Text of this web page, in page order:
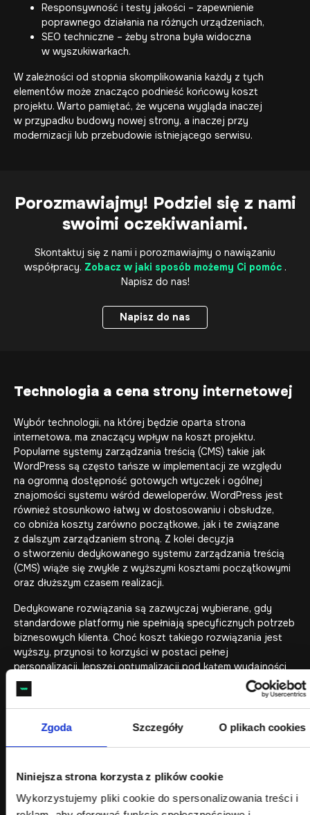
Zgoda Szczegóły O plikach cookies
Niniejsza strona korzysta z plików cookie
Wykorzystujemy pliki cookie do spersonalizowania treści i
Responsywność i testy jakości – zapewnienie
poprawnego działania na różnych urządzeniach,
SEO techniczne – żeby strona była widoczna
w wyszukiwarkach.
W zależności od stopnia skomplikowania każdy z tych
elementów może znacząco podnieść końcowy koszt
projektu. Warto pamiętać, że wycena wygląda inaczej
w przypadku budowy nowej strony, a inaczej przy
modernizacji lub przebudowie istniejącego serwisu.
Porozmawiajmy! Podziel się z nami
swoimi oczekiwaniami.
Skontaktuj się z nami i porozmawiajmy o nawiązaniu
współpracy. Zobacz w jaki sposób możemy Ci pomóc .
Napisz do nas!
Napisz do nas
Technologia a cena strony internetowej
Wybór technologii, na której będzie oparta strona
internetowa, ma znaczący wpływ na koszt projektu.
Popularne systemy zarządzania treścią (CMS) takie jak
WordPress są często tańsze w implementacji ze względu
na ogromną dostępność gotowych wtyczek i ogólnej
znajomości systemu wśród deweloperów. WordPress jest
również stosunkowo łatwy w dostosowaniu i obsłudze,
co obniża koszty zarówno początkowe, jak i te związane
z dalszym zarządzaniem stroną. Z kolei decyzja
o stworzeniu dedykowanego systemu zarządzania treścią
(CMS) wiąże się zwykle z wyższymi kosztami początkowymi
oraz dłuższym czasem realizacji.
Dedykowane rozwiązania są zazwyczaj wybierane, gdy
standardowe platformy nie spełniają specyficznych potrzeb
biznesowych klienta. Choć koszt takiego rozwiązania jest
wyższy, przynosi to korzyści w postaci pełnej
personalizacji, lepszej optymalizacji pod kątem wydajności
i bezpieczeństwa, a także unikalności, co może być kluczowe
dla niektórych branż i projektów.
Jednym z najbardziej niedocenianych czynników
wpływających na koszt jest sam wybór technologii. Inaczej
wycenia się projekt oparty na WordPressie, a inaczej
logiką funkcjonalną. Jeśli jesteś na etapie tej decyzji, zobacz
porównanie:WordPress czy dedykowany CMS – który
system zarządzania treścią wybrać?